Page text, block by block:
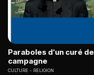
Paraboles d'un curé de
campagne
CULTURE RELIGION